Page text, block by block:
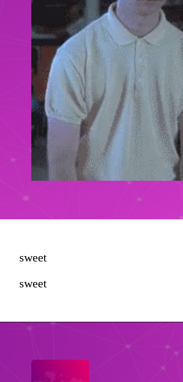
sweet
sweet